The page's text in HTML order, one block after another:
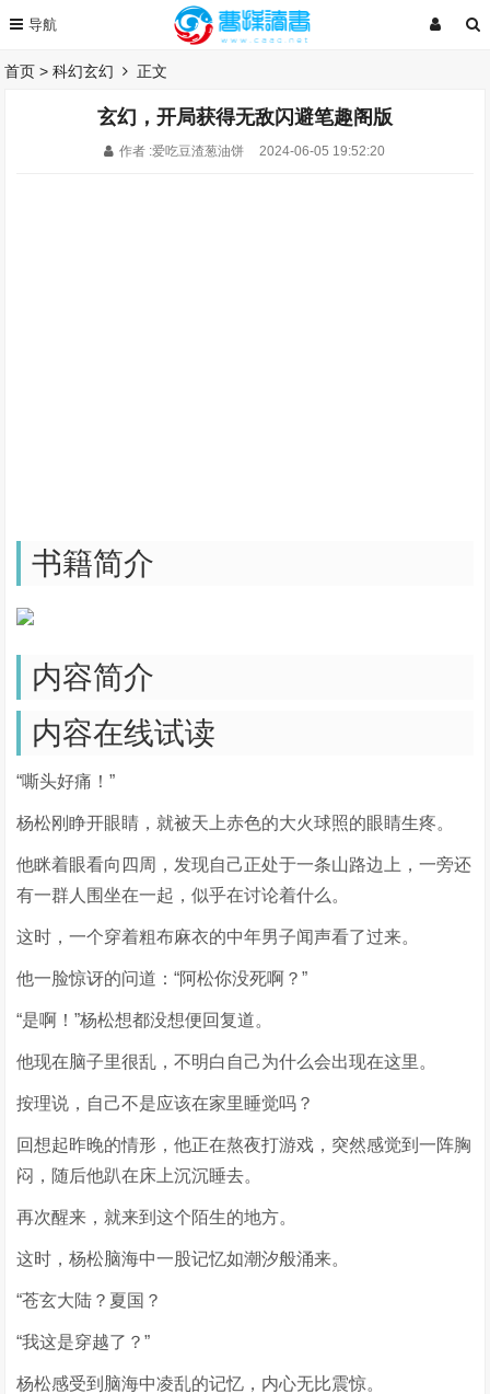
首页 >科幻玄幻 正文
玄幻，开局获得无敌闪避笔趣阁版
作者 :爱吃豆渣葱油饼 2024-06-05 19:52:20
书籍简介
内容简介
内容在线试读
“嘶头好痛！”
杨松刚睁开眼睛，就被天上赤色的大火球照的眼睛生疼。
他眯着眼看向四周，发现自己正处于一条山路边上，一旁还
有一群人围坐在一起，似乎在讨论着什么。
这时，一个穿着粗布麻衣的中年男子闻声看了过来。
他一脸惊讶的问道：“阿松你没死啊？”
“是啊！”杨松想都没想便回复道。
他现在脑子里很乱，不明白自己为什么会出现在这里。
按理说，自己不是应该在家里睡觉吗？
回想起昨晚的情形，他正在熬夜打游戏，突然感觉到一阵胸
闷，随后他趴在床上沉沉睡去。
再次醒来，就来到这个陌生的地方。
这时，杨松脑海中一股记忆如潮汐般涌来。
“苍玄大陆？夏国？
“我这是穿越了？”
杨松感受到脑海中凌乱的记忆，内心无比震惊。